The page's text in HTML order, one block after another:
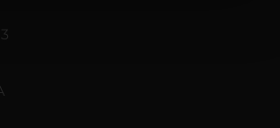
che hai fornito loro o che hanno
dei loro servizi.